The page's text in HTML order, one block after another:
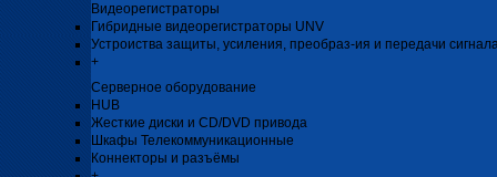
Видеорегистраторы
Гибридные видеорегистраторы UNV
Устроиства защиты, усиления, преобраз-ия и передачи
+
Серверное оборудование
HUB
Жесткие диски и CD/DVD привода
Шкафы Телекоммуникационные
Коннекторы и разъёмы